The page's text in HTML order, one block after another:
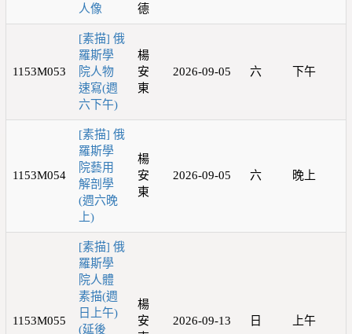
人像
德
1153M053
[素描] 俄
羅斯學
院人物
速寫(週
六下午)
楊
安
東
2026-09-05 六 下午
1153M054
[素描] 俄
羅斯學
院藝用
解剖學
(週六晚
上)
楊
安
東
2026-09-05 六 晚上
1153M055
[素描] 俄
羅斯學
院人體
素描(週
日上午)
(延後
楊
安
2026-09-13 日 上午